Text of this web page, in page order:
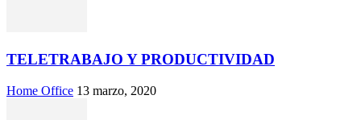
TELETRABAJO Y PRODUCTIVIDAD
Home Office 13 marzo, 2020